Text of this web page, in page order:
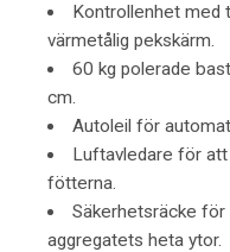
Kontrollenhet med
värmetålig pekskärm.
60 kg polerade
cm.
Autoleil för
Luftavledare för
fötterna.
Säkerhetsräcke
aggregatets heta ytor.